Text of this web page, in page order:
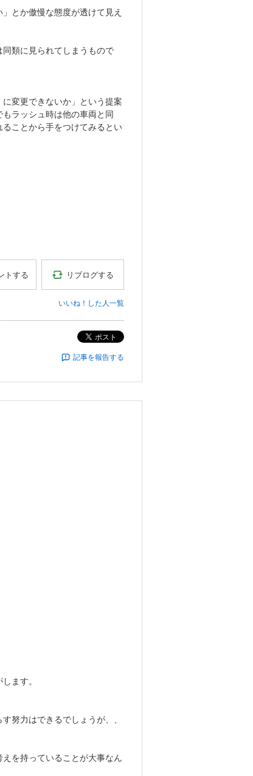
とか傲慢な態度が透けて見え
類に見られてしまうもので
変更できないか」という提案
ラッシュ時は他の車両と同
ことから手をつけてみるとい
トする リブログする
いいね！した人一覧
ポスト
記事を報告する
ます。
努力はできるでしょうが、、
を持っていることが大事なん